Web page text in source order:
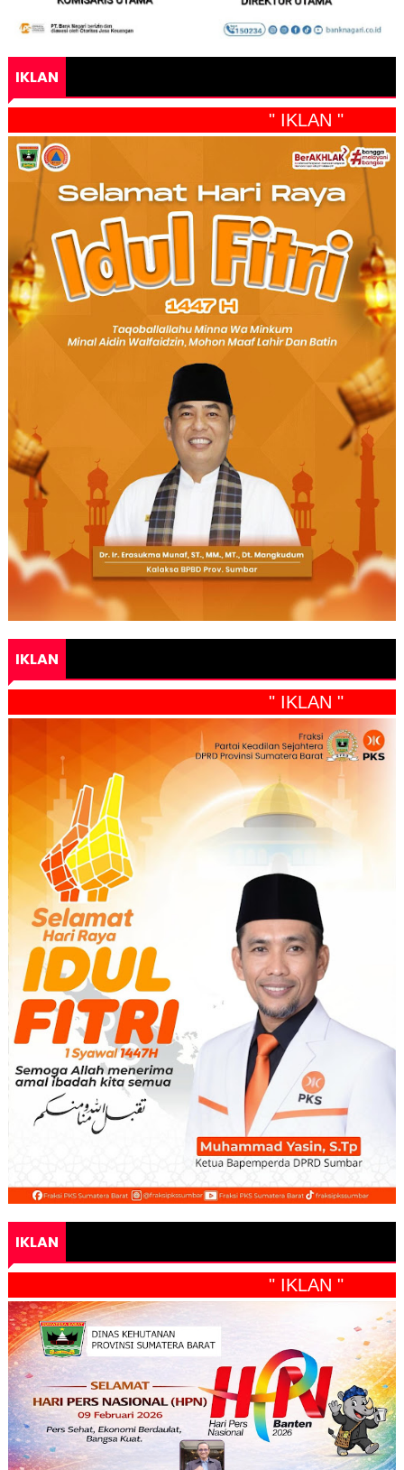
IKLAN
" IKLAN "
IKLAN
" IKLAN "
IKLAN
" IKLAN "